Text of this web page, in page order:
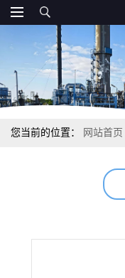
您当前的位置： 网站首页